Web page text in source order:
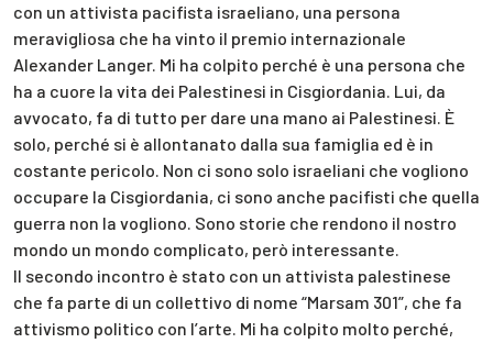
con un attivista pacifista israeliano, una persona
meravigliosa che ha vinto il premio internazionale
Alexander Langer. Mi ha colpito perché è una persona che
ha a cuore la vita dei Palestinesi in Cisgiordania. Lui, da
avvocato, fa di tutto per dare una mano ai Palestinesi. È
solo, perché si è allontanato dalla sua famiglia ed è in
costante pericolo. Non ci sono solo israeliani che vogliono
occupare la Cisgiordania, ci sono anche pacifisti che quella
guerra non la vogliono. Sono storie che rendono il nostro
mondo un mondo complicato, però interessante.
Il secondo incontro è stato con un attivista palestinese
che fa parte di un collettivo di nome “Marsam 301”, che fa
attivismo politico con l’arte. Mi ha colpito molto perché,